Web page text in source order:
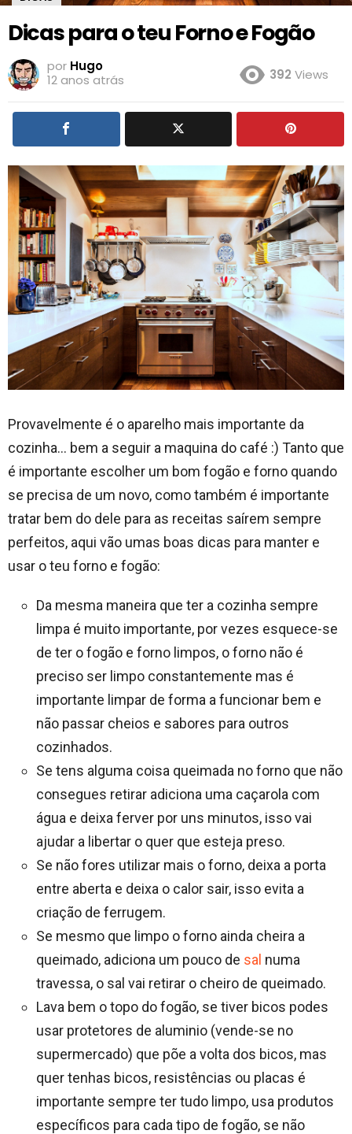
Dicas para o teu Forno e Fogão
por Hugo
12 anos atrás
392 Views
Provavelmente é o aparelho mais importante da
cozinha… bem a seguir a maquina do café :) Tanto que
é importante escolher um bom fogão e forno quando
se precisa de um novo, como também é importante
tratar bem do dele para as receitas saírem sempre
perfeitos, aqui vão umas boas dicas para manter e
usar o teu forno e fogão:
Da mesma maneira que ter a cozinha sempre
limpa é muito importante, por vezes esquece-se
de ter o fogão e forno limpos, o forno não é
preciso ser limpo constantemente mas é
importante limpar de forma a funcionar bem e
não passar cheios e sabores para outros
cozinhados.
Se tens alguma coisa queimada no forno que não
consegues retirar adiciona uma caçarola com
água e deixa ferver por uns minutos, isso vai
ajudar a libertar o quer que esteja preso.
Se não fores utilizar mais o forno, deixa a porta
entre aberta e deixa o calor sair, isso evita a
criação de ferrugem.
Se mesmo que limpo o forno ainda cheira a
queimado, adiciona um pouco de sal numa
travessa, o sal vai retirar o cheiro de queimado.
Lava bem o topo do fogão, se tiver bicos podes
usar protetores de aluminio (vende-se no
supermercado) que põe a volta dos bicos, mas
quer tenhas bicos, resistências ou placas é
importante sempre ter tudo limpo, usa produtos
específicos para cada tipo de fogão, se não